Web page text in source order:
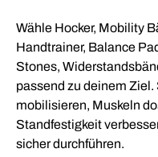
Wähle Hocker, Mobility
Handtrainer, Balance
Stones,
passend zu deinem
mobilisieren, Muskeln
Standfestigkeit
sicher durchführen.